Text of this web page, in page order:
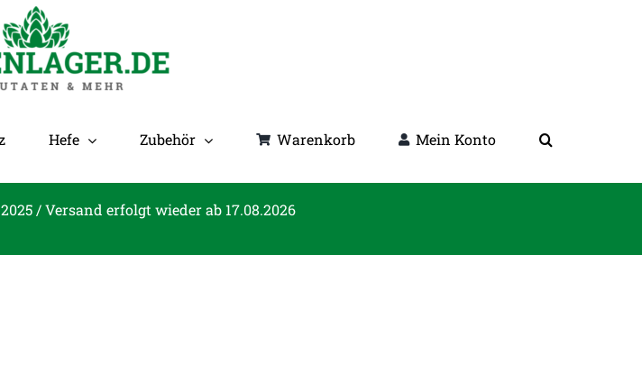
Hefe Zubehör Warenkorb Mein Konto
/ Versand erfolgt wieder ab 17.08.2026